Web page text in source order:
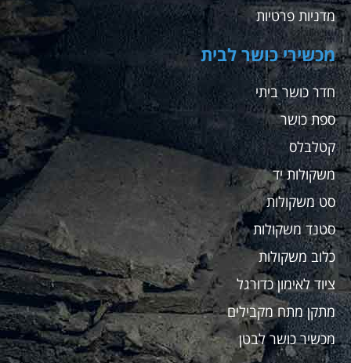
מדניות פרטיות
מכשירי כושר לבית
חדר כושר ביתי
ספת כושר
קטלבלס
משקולות יד
סט משקולות
סטנד משקולות
כלוב משקולות
ציוד לאימון כדורגל
מתקן מתח מקבילים
מכשיר כושר לבטן